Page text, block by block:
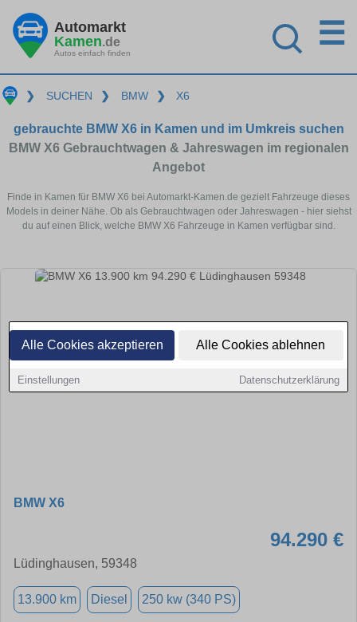
Alle Cookies akzeptieren Alle Cookies ablehnen
Einstellungen Datenschutzerklärung
Automarkt
Kamen.de
Autos einfach finden
☰
❯ SUCHEN ❯ BMW ❯ X6
gebrauchte BMW X6 in Kamen und im Umkreis suchen
BMW X6 Gebrauchtwagen & Jahreswagen im regionalen
Angebot
Finde in Kamen für BMW X6 bei Automarkt-Kamen.de gezielt Fahrzeuge dieses
Models in deiner Nähe. Ob als Gebrauchtwagen oder Jahreswagen - hier siehst
du auf einen Blick, welche BMW X6 Fahrzeuge in Kamen verfügbar sind.
BMW X6
94.290 €
Lüdinghausen, 59348
13.900 km Diesel 250 kw (340 PS)